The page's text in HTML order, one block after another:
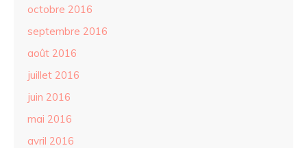
octobre 2016
septembre 2016
août 2016
juillet 2016
juin 2016
mai 2016
avril 2016